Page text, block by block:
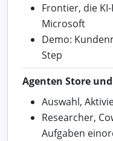
Frontier, die
Microsoft
Demo:
Step
Agenten Store
Auswahl,
Researcher,
Aufgaben